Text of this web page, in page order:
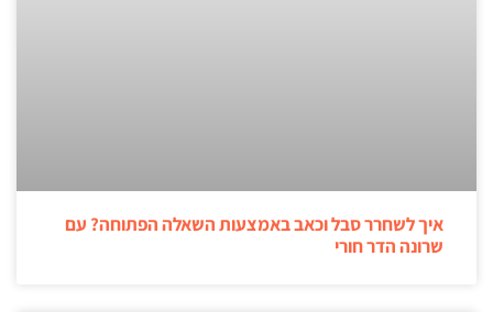
איך לשחרר סבל וכאב באמצעות השאלה הפתוחה? עם
שרונה הדר חורי